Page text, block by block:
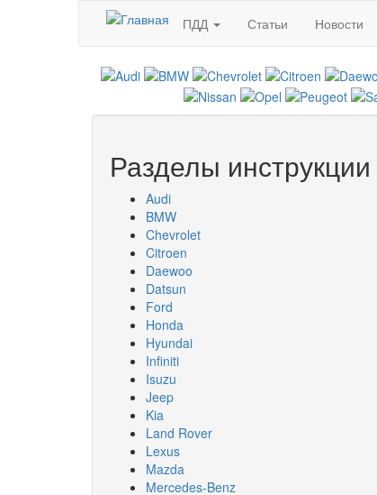
Перейти к основному содержанию
ПДД
Статьи Новости
Разделы инструкции
Audi
BMW
Chevrolet
Citroen
Daewoo
Datsun
Ford
Honda
Hyundai
Infiniti
Isuzu
Jeep
Kia
Land Rover
Lexus
Mazda
Mercedes-Benz